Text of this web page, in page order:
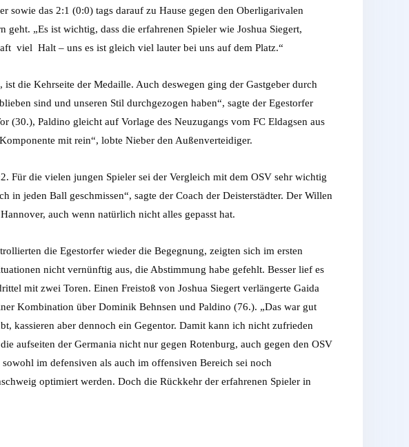
sowie das 2:1 (0:0) tags darauf zu Hause gegen den Oberligarivalen
„Es ist wichtig, dass die erfahrenen Spieler wie Joshua Siegert,
viel Halt – uns es ist gleich viel lauter bei uns auf dem Platz.“
die Kehrseite der Medaille. Auch deswegen ging der Gastgeber durch
sind und unseren Stil durchgezogen haben“, sagte der Egestorfer
(30.), Paldino gleicht auf Vorlage des Neuzugangs vom FC Eldagsen aus
mit rein“, lobte Nieber den Außenverteidiger.
Für die vielen jungen Spieler sei der Vergleich mit dem OSV sehr wichtig
in jeden Ball geschmissen“, sagte der Coach der Deisterstädter. Der Willen
auch wenn natürlich nicht alles gepasst hat.
die Egestorfer wieder die Begegnung, zeigten sich im ersten
nicht vernünftig aus, die Abstimmung habe gefehlt. Besser lief es
mit zwei Toren. Einen Freistoß von Joshua Siegert verlängerte Gaida
Kombination über Dominik Behnsen und Paldino (76.). „Das war gut
kassieren aber dennoch ein Gegentor. Damit kann ich nicht zufrieden
aufseiten der Germania nicht nur gegen Rotenburg, auch gegen den OSV
im defensiven als auch im offensiven Bereich sei noch
optimiert werden. Doch die Rückkehr der erfahrenen Spieler in